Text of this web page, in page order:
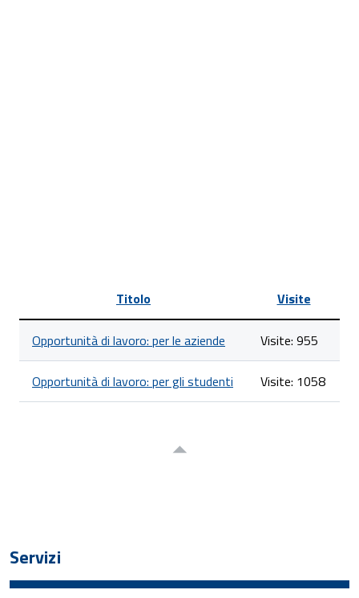
degli
articoli
categoria
Opportunità
Titolo Visite
Opportunità di lavoro: per le aziende Visite: 955
Opportunità di lavoro: per gli studenti Visite: 1058
Servizi